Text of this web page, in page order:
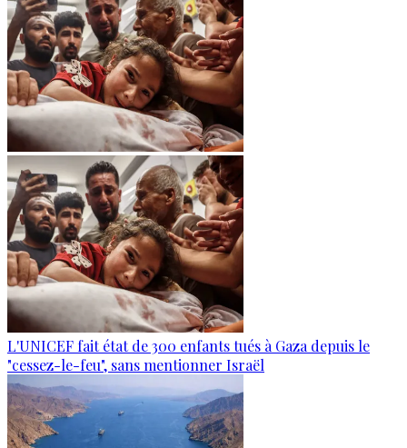
L'UNICEF fait état de 300 enfants tués à Gaza depuis le
"cessez-le-feu", sans mentionner Israël